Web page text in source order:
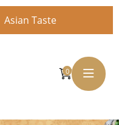
Asian Taste
0